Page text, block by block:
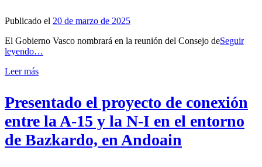
Publicado el 20 de marzo de 2025
El Gobierno Vasco nombrará en la reunión del Consejo deSeguir
leyendo…
Leer más
Presentado el proyecto de conexión
entre la A-15 y la N-I en el entorno
de Bazkardo, en Andoain